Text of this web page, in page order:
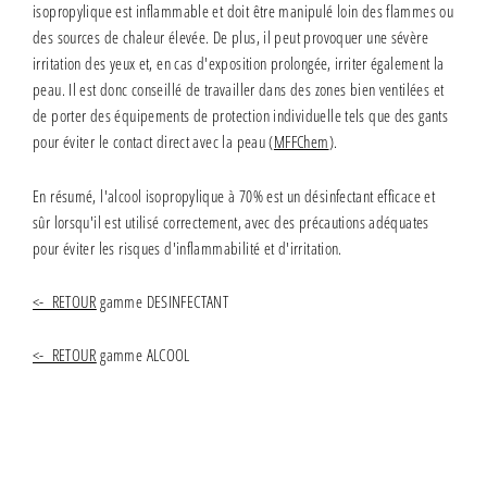
isopropylique est inflammable et doit être manipulé loin des flammes ou
des sources de chaleur élevée. De plus, il peut provoquer une sévère
irritation des yeux et, en cas d'exposition prolongée, irriter également la
peau. Il est donc conseillé de travailler dans des zones bien ventilées et
de porter des équipements de protection individuelle tels que des gants
pour éviter le contact direct avec la peau(MFFChem).
En résumé, l'alcool isopropylique à 70% est un désinfectant efficace et
sûr lorsqu'il est utilisé correctement, avec des précautions adéquates
pour éviter les risques d'inflammabilité et d'irritation.
<- RETOUR gamme DESINFECTANT
<- RETOUR gamme ALCOOL